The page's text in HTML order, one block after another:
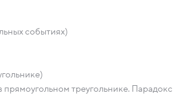
событиях)
треугольнике. Парадокс